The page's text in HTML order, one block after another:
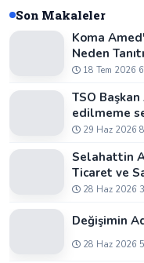
Son Makaleler
Koma
Neden
18 Tem 2026
TSO
edilmeme
29 Haz 2026
Selahattin
Ticaret ve
Tam28 Haz 2026
Değişimin
28 Haz 2026